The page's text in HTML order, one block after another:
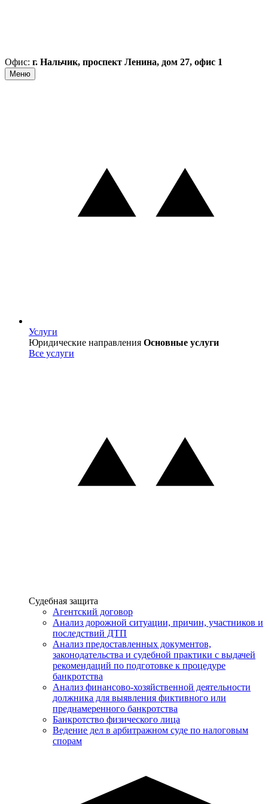
Офис: г. Нальчик, проспект Ленина, дом 27, офис 1
Меню
Услуги
Услуги
Юридические направления Основные услуги
Все услуги
Услуги
Судебная защита
Агентский договор
Анализ дорожной ситуации, причин, участников и
последствий ДТП
Анализ предоставленных документов,
законодательства и судебной практики с выдачей
рекомендаций по подготовке к процедуре
банкротства
Анализ финансово-хозяйственной деятельности
должника для выявления фиктивного или
преднамеренного банкротства
Банкротство физического лица
Ведение дел в арбитражном суде по налоговым
спорам